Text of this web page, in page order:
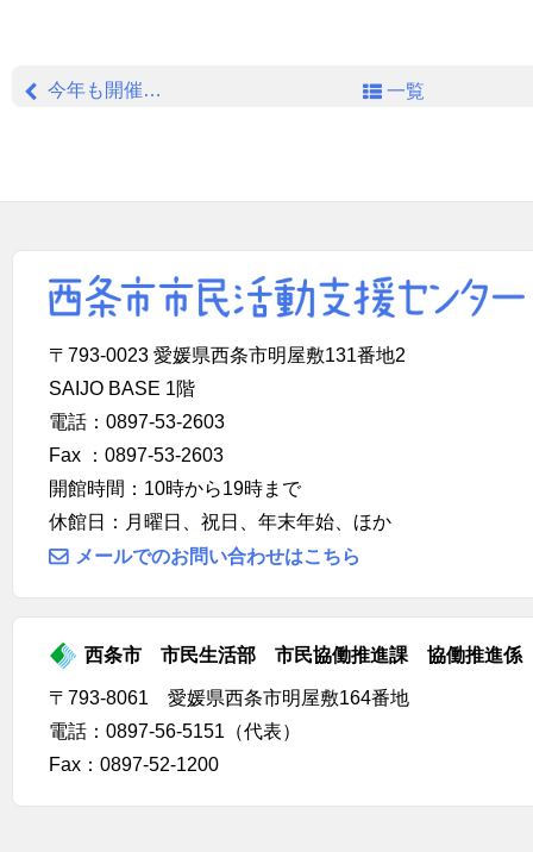
今年も開催！STONE HAMMER fes.2018 一覧
〒793-0023 愛媛県西条市明屋敷131番地2
SAIJO BASE 1階
電話：0897-53-2603
Fax ：0897-53-2603
開館時間：10時から19時まで
休館日：月曜日、祝日、年末年始、ほか
メールでのお問い合わせはこちら
西条市 市民生活部 市民協働推進課 協働推進係
〒793-8061 愛媛県西条市明屋敷164番地
電話：0897-56-5151（代表）
Fax：0897-52-1200